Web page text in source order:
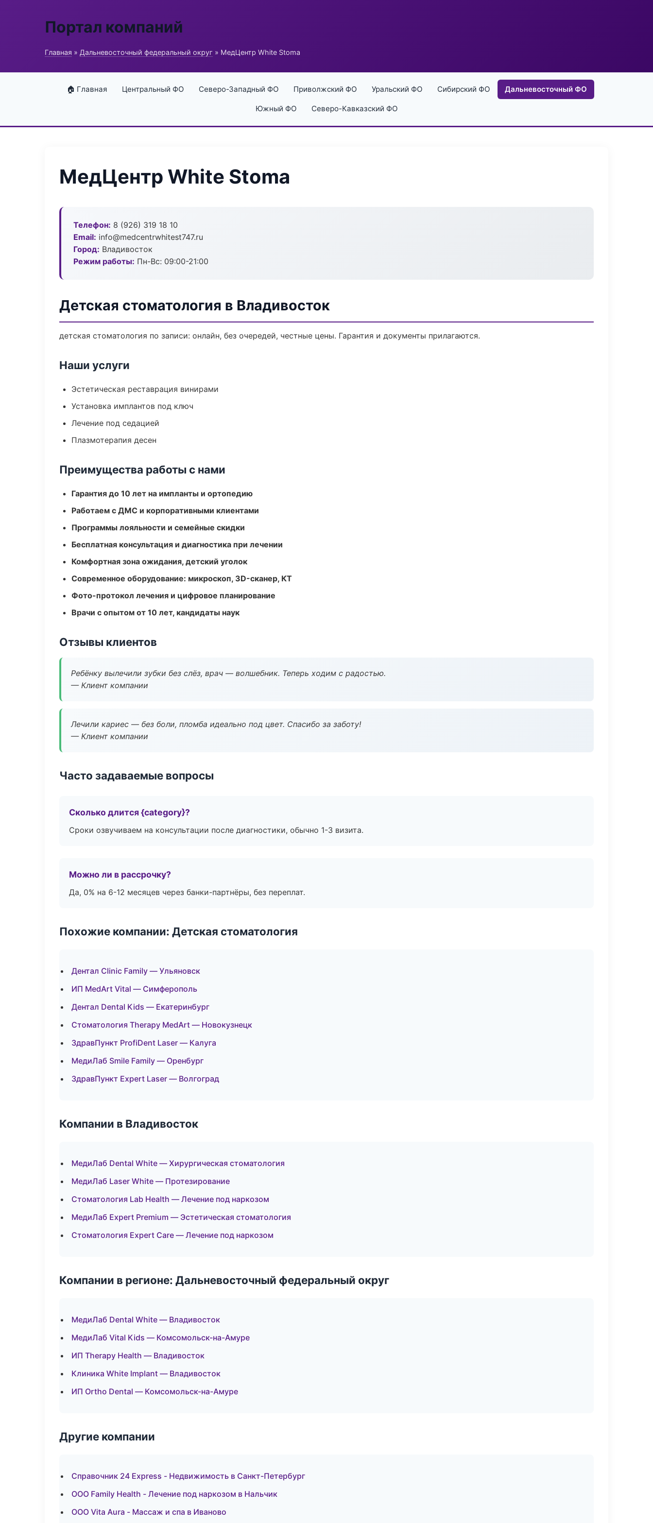
Портал компаний
Главная » Дальневосточный федеральный округ » МедЦентр White Stoma
🏠 Главная Центральный ФО Северо-Западный ФО Приволжский ФО Уральский ФО Сибирский ФО Дальневосточный ФО
Южный ФО Северо-Кавказский ФО
МедЦентр White Stoma
Телефон: 8 (926) 319 18 10
Email: info@medcentrwhitest747.ru
Город: Владивосток
Режим работы: Пн-Вс: 09:00-21:00
Детская стоматология в Владивосток
детская стоматология по записи: онлайн, без очередей, честные цены. Гарантия и документы прилагаются.
Наши услуги
Эстетическая реставрация винирами
Установка имплантов под ключ
Лечение под седацией
Плазмотерапия десен
Преимущества работы с нами
Гарантия до 10 лет на импланты и ортопедию
Работаем с ДМС и корпоративными клиентами
Программы лояльности и семейные скидки
Бесплатная консультация и диагностика при лечении
Комфортная зона ожидания, детский уголок
Современное оборудование: микроскоп, 3D-сканер, КТ
Фото-протокол лечения и цифровое планирование
Врачи с опытом от 10 лет, кандидаты наук
Отзывы клиентов
Ребёнку вылечили зубки без слёз, врач — волшебник. Теперь ходим с радостью.
— Клиент компании
Лечили кариес — без боли, пломба идеально под цвет. Спасибо за заботу!
— Клиент компании
Часто задаваемые вопросы
Сколько длится {category}?
Сроки озвучиваем на консультации после диагностики, обычно 1-3 визита.
Можно ли в рассрочку?
Да, 0% на 6-12 месяцев через банки-партнёры, без переплат.
Похожие компании: Детская стоматология
Дентал Clinic Family — Ульяновск
ИП MedArt Vital — Симферополь
Дентал Dental Kids — Екатеринбург
Стоматология Therapy MedArt — Новокузнецк
ЗдравПункт ProfiDent Laser — Калуга
МедиЛаб Smile Family — Оренбург
ЗдравПункт Expert Laser — Волгоград
Компании в Владивосток
МедиЛаб Dental White — Хирургическая стоматология
МедиЛаб Laser White — Протезирование
Стоматология Lab Health — Лечение под наркозом
МедиЛаб Expert Premium — Эстетическая стоматология
Стоматология Expert Care — Лечение под наркозом
Компании в регионе: Дальневосточный федеральный округ
МедиЛаб Dental White — Владивосток
МедиЛаб Vital Kids — Комсомольск-на-Амуре
ИП Therapy Health — Владивосток
Клиника White Implant — Владивосток
ИП Ortho Dental — Комсомольск-на-Амуре
Другие компании
Справочник 24 Express - Недвижимость в Санкт-Петербург
ООО Family Health - Лечение под наркозом в Нальчик
ООО Vita Aura - Массаж и спа в Иваново